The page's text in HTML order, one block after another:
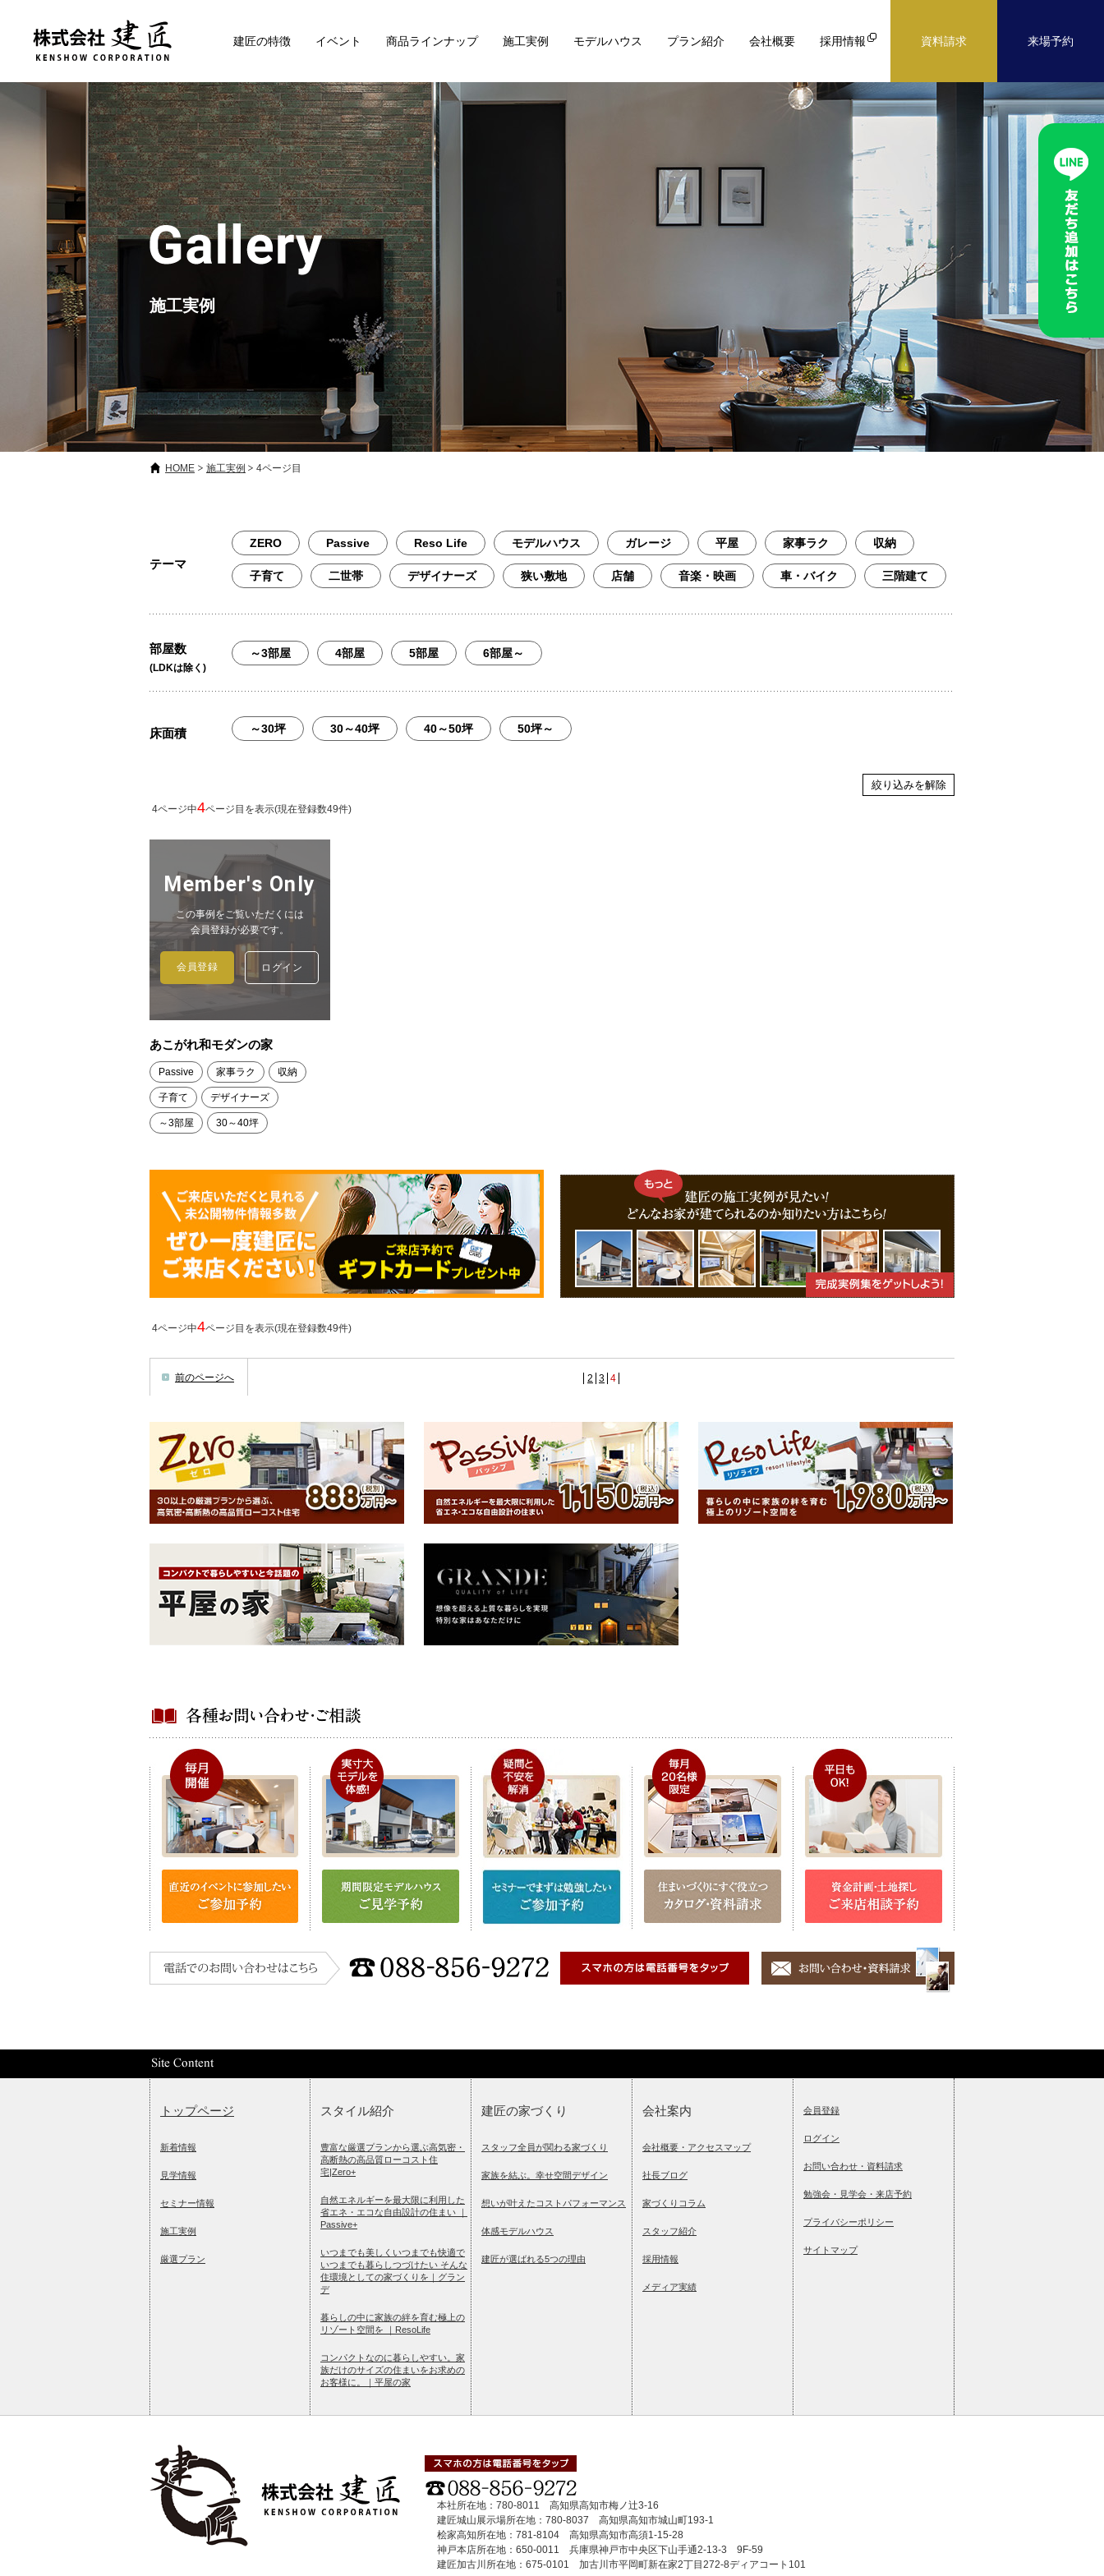
建匠の特徴 イベント 商品ラインナップ 施工実例 モデルハウス プラン紹介 会社概要 採用情報 資料請求 来場予約
施工実例
HOME 施工実例 4ページ目
テーマ
ZERO Passive Reso Life モデルハウス ガレージ 平屋 家事ラク 収納
子育て 二世帯 デザイナーズ 狭い敷地 店舗 音楽・映画 車・バイク 三階建て
部屋数
(LDKは除く)
～3部屋 4部屋 5部屋 6部屋～
床面積 ～30坪 30～40坪 40～50坪 50坪～
絞り込みを解除
4ページ中4ページ目を表示(現在登録数49件)
Member's Only
この事例をご覧いただくには
会員登録が必要です。
会員登録 ログイン
あこがれ和モダンの家
Passive 家事ラク 収納
子育て デザイナーズ
～3部屋 30～40坪
4ページ中4ページ目を表示(現在登録数49件)
前のページへ 2 3 4
トップページ
新着情報
見学情報
セミナー情報
施工実例
厳選プラン
スタイル紹介
豊富な厳選プランから選ぶ高気密・
高断熱の高品質ローコスト住
宅|Zero+
自然エネルギーを最大限に利用した
省エネ・エコな自由設計の住まい ｜
Passive+
いつまでも美しくいつまでも快適で
いつまでも暮らしつづけたい そんな
住環境としての家づくりを｜グラン
デ
暮らしの中に家族の絆を育む極上の
リゾート空間を ｜ResoLife
コンパクトなのに暮らしやすい。家
族だけのサイズの住まいをお求めの
お客様に。｜平屋の家
建匠の家づくり
スタッフ全員が関わる家づくり
家族を結ぶ。幸せ空間デザイン
想いが叶えたコストパフォーマンス
体感モデルハウス
建匠が選ばれる5つの理由
会社案内
会社概要・アクセスマップ
社長ブログ
家づくりコラム
スタッフ紹介
採用情報
メディア実績
会員登録
ログイン
お問い合わせ・資料請求
勉強会・見学会・来店予約
プライバシーポリシー
サイトマップ
本社所在地：780-8011 高知県高知市梅ノ辻3-16
建匠城山展示場所在地：780-8037 高知県高知市城山町193-1
桧家高知所在地：781-8104 高知県高知市高須1-15-28
神戸本店所在地：650-0011 兵庫県神戸市中央区下山手通2-13-3 9F-59
建匠加古川所在地：675-0101 加古川市平岡町新在家2丁目272-8ディアコート101